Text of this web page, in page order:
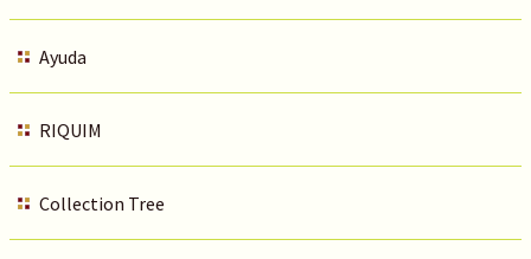
Ayuda
RIQUIM
Collection Tree